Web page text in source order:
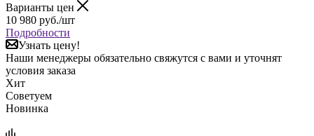
Варианты цен
10 980 руб./шт
Подробности
Узнать цену!
Наши менеджеры обязательно свяжутся с вами и уточнят
условия заказа
Хит
Советуем
Новинка